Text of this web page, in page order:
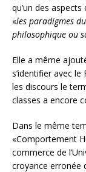
qu’un des
«les paradigmes
philosophique ou
Elle a même
s’identifier avec
les discours le
classes a encore
Dans le même
«Comportement
commerce de
croyance erronée